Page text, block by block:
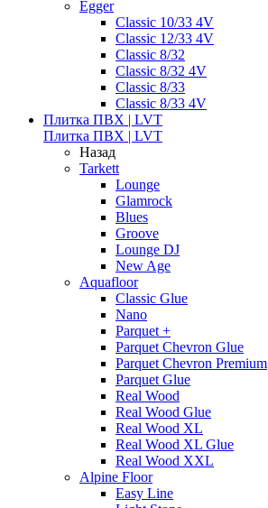
Egger
Classic 10/33 4V
Classic 12/33 4V
Classic 8/32
Classic 8/32 4V
Classic 8/33
Classic 8/33 4V
Плитка ПВХ | LVT
Плитка ПВХ | LVT
Назад
Tarkett
Lounge
Glamrock
Blues
Groove
Lounge DJ
New Age
Aquafloor
Classic Glue
Nano
Parquet +
Parquet Chevron Glue
Parquet Chevron Premium
Parquet Glue
Real Wood
Real Wood Glue
Real Wood XL
Real Wood XL Glue
Real Wood XXL
Alpine Floor
Easy Line